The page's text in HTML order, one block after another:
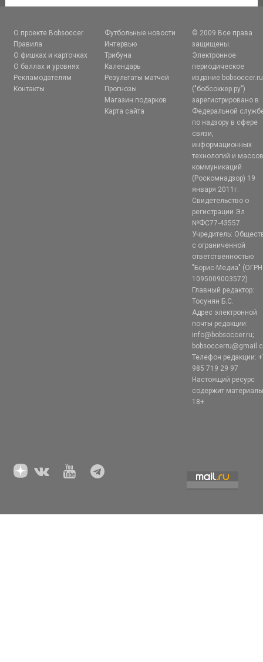
О проекте Bobsoccer
Правила
О фишках и карточках
О баллах и уровнях
Рекламодателям
Контакты
Футбольные новости
Интервью
Трибуна
Календарь
Результаты матчей
Прогнозы
Магазин подарков
Карта сайта
© 2009 Все права
защищены.
Электронное
периодическое
издание bobsoccer.ru
("бобсоккер.ру")
зарегистрировано в
Федеральной
по надзору в сфере
связи,
информационных
технологий и
коммуникаций
(Роскомнадзор) 19
января 2011г.
Свидетельство о
регистрации Эл
№ФС77-43557.
Учредитель:
с ограниченной
ответственностью
"Борис-Медиа" (ОГРН
1095009003572)
Главный редактор:
Тосунян Б.С.
Адрес электронной
почты редакции:
info@bobsoccer.ru;
Телефон редакции:
985 719 29 97
Настоящий ресурс
содержит
18+